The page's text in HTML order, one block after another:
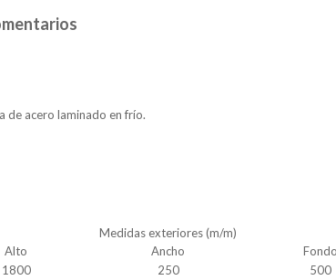
de acero laminado en frío.
Medidas exteriores (m/m)
Alto
Ancho Fondo
1800 250 500